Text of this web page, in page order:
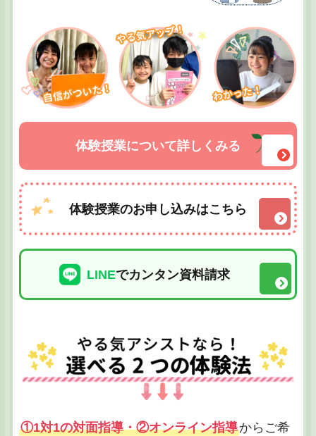
体験授業について詳しくみる
体験授業のお申し込みはこちら
LINEでカンタン資料請求
①1対1の対面指導・②オンライン指導からご希